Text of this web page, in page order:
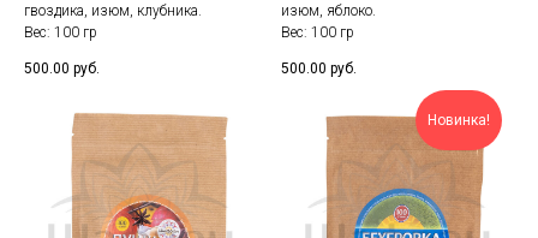
гвоздика, изюм, клубника.
Вес: 100 гр
500.00 руб.
изюм, яблоко.
Вес: 100 гр
500.00 руб.
Новинка!